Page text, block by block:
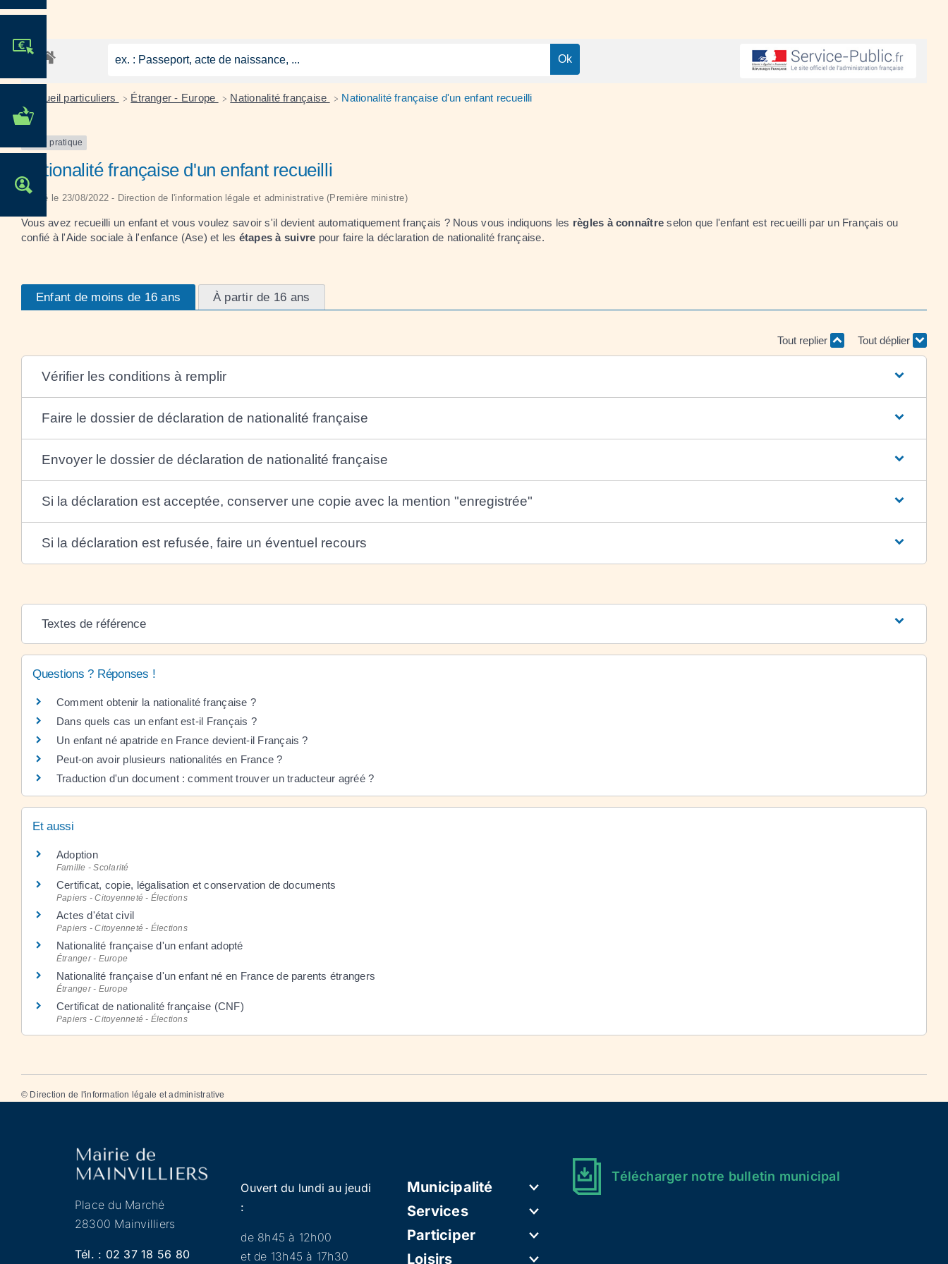
MES DÉMARCHES
OFFRES D'EMPLOI
Accueil particuliers > Étranger - Europe > Nationalité française > Nationalité française d'un enfant recueilli
Fiche pratique
Nationalité française d'un enfant recueilli
Vérifié le 23/08/2022 - Direction de l'information légale et administrative (Première ministre)
Vous avez recueilli un enfant et vous voulez savoir s'il devient automatiquement français ? Nous vous indiquons les règles à connaître selon que l'enfant est recueilli par un Français ou
confié à l'Aide sociale à l'enfance (Ase) et les étapes à suivre pour faire la déclaration de nationalité française.
Enfant de moins de 16 ans À partir de 16 ans
Tout replier Tout déplier
Vérifier les conditions à remplir
Faire le dossier de déclaration de nationalité française
Envoyer le dossier de déclaration de nationalité française
Si la déclaration est acceptée, conserver une copie avec la mention "enregistrée"
Si la déclaration est refusée, faire un éventuel recours
Textes de référence
Questions ? Réponses !
Comment obtenir la nationalité française ?
Dans quels cas un enfant est-il Français ?
Un enfant né apatride en France devient-il Français ?
Peut-on avoir plusieurs nationalités en France ?
Traduction d'un document : comment trouver un traducteur agréé ?
Et aussi
Adoption
Famille - Scolarité
Certificat, copie, légalisation et conservation de documents
Papiers - Citoyenneté - Élections
Actes d'état civil
Papiers - Citoyenneté - Élections
Nationalité française d'un enfant adopté
Étranger - Europe
Nationalité française d'un enfant né en France de parents étrangers
Étranger - Europe
Certificat de nationalité française (CNF)
Papiers - Citoyenneté - Élections
© Direction de l'information légale et administrative
Place du Marché
28300 Mainvilliers
Tél. : 02 37 18 56 80
Ouvert du lundi au jeudi
:
de 8h45 à 12h00
et de 13h45 à 17h30
Municipalité
Services
Participer
Loisirs
Télécharger notre bulletin municipal